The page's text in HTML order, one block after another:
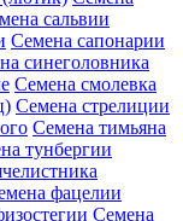
сальвии
Семена сапонарии
синеголовника
Семена смолевка
Семена стрелиции
Семена тимьяна
тунбергии
фацелии
Семена